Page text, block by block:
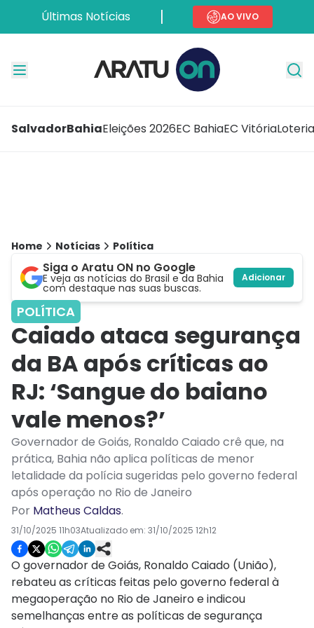
Últimas Notícias AO VIVO
SalvadorBahiaEleições 2026EC BahiaEC Vitória
Home Notícias Política
Siga o Aratu ON no Google
E veja as notícias do Brasil e da Bahia
com destaque nas suas buscas.
Adicionar
POLÍTICA
Caiado ataca segurança
da BA após críticas ao
RJ: ‘Sangue do baiano
vale menos?’
Governador de Goiás, Ronaldo Caiado crê que, na
prática, Bahia não aplica políticas de menor
letalidade da polícia sugeridas pelo governo federal
após operação no Rio de Janeiro
Por Matheus Caldas.
31/10/2025 11h03Atualizado em: 31/10/2025 12h12
O governador de Goiás, Ronaldo Caiado (União),
rebateu as críticas feitas pelo governo federal à
megaoperação no Rio de Janeiro e indicou
semelhanças entre as políticas de segurança